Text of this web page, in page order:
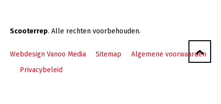
Scooterrep. Alle rechten voorbehouden.
Webdesign Vanoo Media Sitemap
Algemene voorwaarden
Privacybeleid